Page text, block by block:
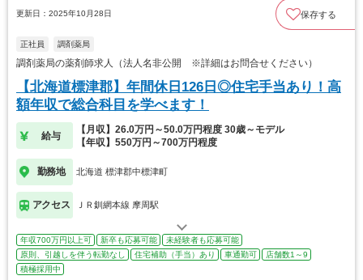
更新日：2025年10月28日 保存する
正社員 調剤薬局
調剤薬局の薬剤師求人（法人名非公開 ※詳細はお問合せください）
【北海道標津郡】年間休日126日◎住宅手当あり！高
額年収で総合科目を学べます！
給与
【月収】26.0万円～50.0万円程度 30歳～モデル
【年収】550万円～700万円程度
勤務地 北海道 標津郡中標津町
アクセス ＪＲ釧網本線 摩周駅
年収700万円以上可 新卒も応募可能
未経験者も応募可能
原則、引越しを伴う転勤なし
住宅補助（手当）あり 車通勤可
店舗数1～9
積極採用中